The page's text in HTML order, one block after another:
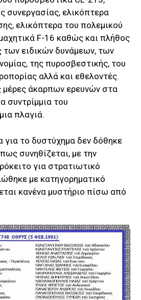
συνεργασίας, ελικόπτερα
ελικόπτερα του πολεμικού
F-16 καθώς και πλήθος
ειδικών δυνάμεων, των
της πυροσβεστικής, του
αλλά και εθελοντές.
άκαρπων ερευνών στα
συντρίμμια του
πλαγιά.
για το δυστύχημα δεν δόθηκε
συνηθίζεται, με την
για στρατιωτικό
με κατηγορηματικό
κανένα μυστήριο πίσω από